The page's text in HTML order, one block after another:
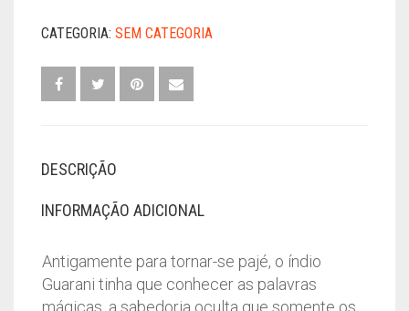
TERRA
DO
HOMEM
ORAL
-
QUANTIDADE
CATEGORIA: SEM CATEGORIA
DESCRIÇÃO
INFORMAÇÃO ADICIONAL
Antigamente para tornar-se pajé, o índio
Guarani tinha que conhecer as palavras
mágicas, a sabedoria oculta que somente os